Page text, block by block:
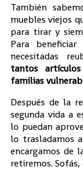
También
muebles viejos
para tirar y
Para
necesitadas
tantos
familias
Después de la
segunda vida a
lo puedan
lo trasladamos
encargamos de
retiremos.